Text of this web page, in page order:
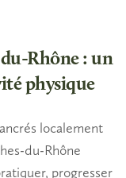
Rhône : un
physique
localement
du-Rhône
progresser